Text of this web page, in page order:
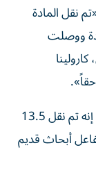
نقل المادة
ووصلت
وقالت وزارة الطاقة الأمريكية في وقت سابق إنه تم نقل 13.5
أبحاث قديم